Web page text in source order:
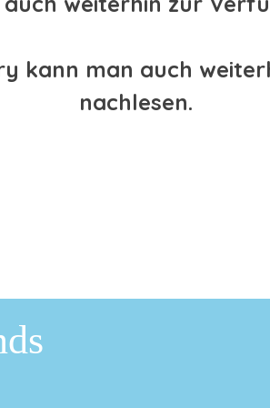
kann man auch
nachlesen.